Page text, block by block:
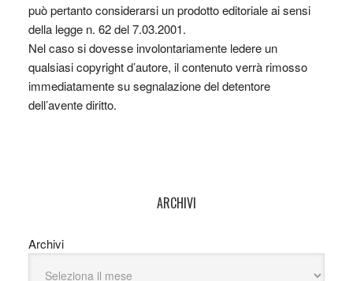
può pertanto considerarsi un prodotto editoriale ai sensi
della legge n. 62 del 7.03.2001.
Nel caso si dovesse involontariamente ledere un
qualsiasi copyright d’autore, il contenuto verrà rimosso
immediatamente su segnalazione del detentore
dell’avente diritto.
ARCHIVI
Archivi